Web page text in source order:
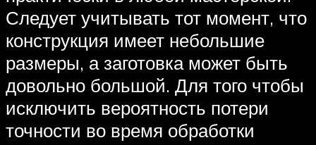
Следует учитывать тот момент, что
конструкция имеет небольшие
размеры, а заготовка может быть
довольно большой. Для того чтобы
исключить вероятность потери
точности во время обработки